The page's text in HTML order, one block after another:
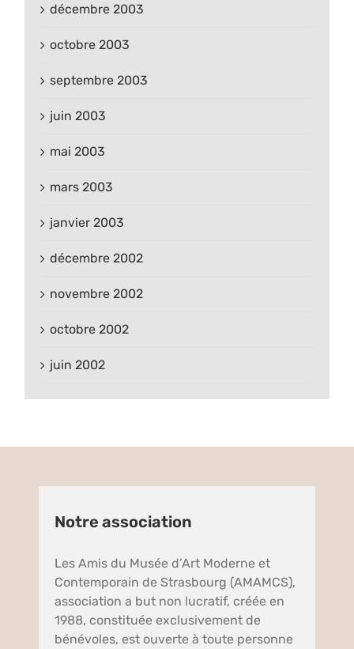
décembre 2003
octobre 2003
septembre 2003
juin 2003
mai 2003
mars 2003
janvier 2003
décembre 2002
novembre 2002
octobre 2002
juin 2002
Notre association
Les Amis du Musée d’Art Moderne et
Contemporain de Strasbourg (AMAMCS),
association a but non lucratif, créée en
1988, constituée exclusivement de
bénévoles, est ouverte à toute personne